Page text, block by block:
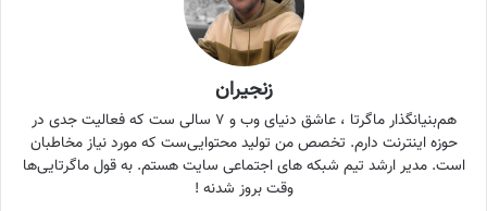
زنجیران
هم‌بنیانگذار ماگرتا ، عاشق دنیای وب و ۷ سالی ست که فعالیت جدی در
حوزه اینترنت دارم. تخصص من تولید محتوایی‌ست که مورد نیاز مخاطبان
است. مدیر ارشد تیم شبکه های اجتماعی سایت هستم. به قول ماگرتایی‌ها
وقت بروز شدنه !